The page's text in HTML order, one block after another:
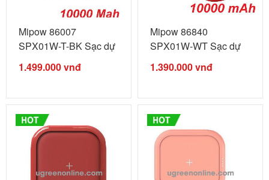
Mipow 86007
SPX01W-T-BK Sạc dự
phòng không ...
1.499.000vnđ
Mipow 86840
SPX01W-WT Sạc dự
phòng không ...
1.390.000vnđ